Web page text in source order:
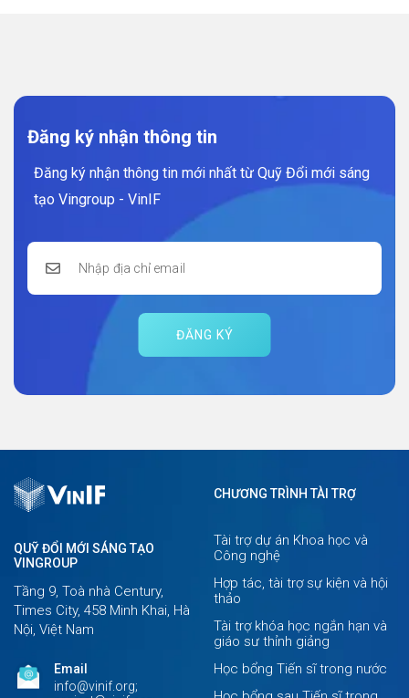
Đăng ký nhận thông tin
Đăng ký nhận thông tin mới nhất từ Quỹ Đổi mới sáng
tạo Vingroup - VinIF
ĐĂNG KÝ
QUỸ ĐỔI MỚI SÁNG TẠO
VINGROUP
Tầng 9, Toà nhà Century,
Times City, 458 Minh Khai, Hà
Nội, Việt Nam
Email
info@vinif.org;
CHƯƠNG TRÌNH TÀI TRỢ
Tài trợ dự án Khoa học và
Công nghệ
Hợp tác, tài trợ sự kiện và hội
thảo
Tài trợ khóa học ngắn hạn và
giáo sư thỉnh giảng
Học bổng Tiến sĩ trong nước